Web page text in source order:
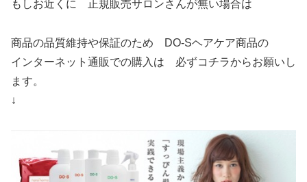
もしお近くに 正規販売サロンさんが無い場合は
商品の品質維持や保証のため DO-Sヘアケア商品の
インターネット通販での購入は 必ずコチラからお願いし
ます。
↓